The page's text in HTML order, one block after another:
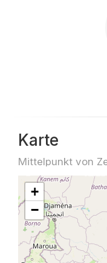
Karte
Mittelpunkt von
+
−